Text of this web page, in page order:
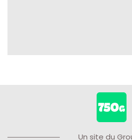
Un site du